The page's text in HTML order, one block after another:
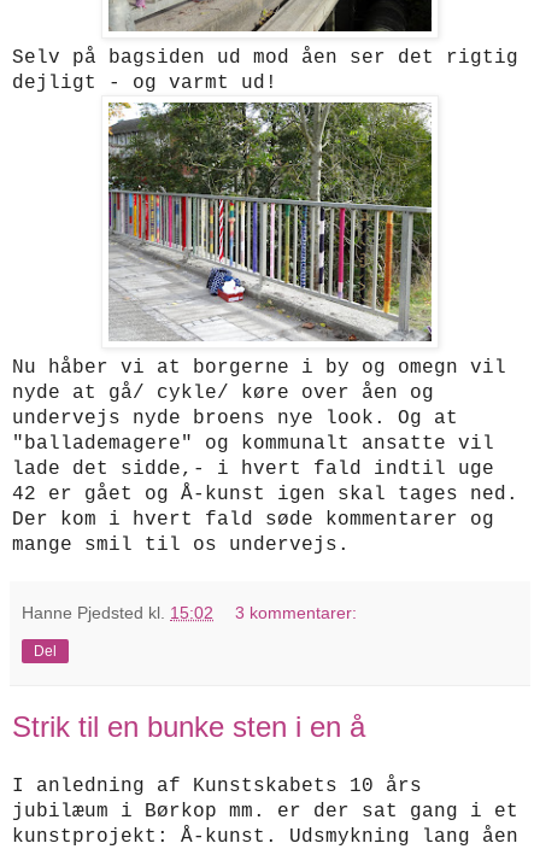
Selv på bagsiden ud mod åen ser det rigtig
dejligt - og varmt ud!
Nu håber vi at borgerne i by og omegn vil
nyde at gå/ cykle/ køre over åen og
undervejs nyde broens nye look. Og at
"ballademagere" og kommunalt ansatte vil
lade det sidde,- i hvert fald indtil uge
42 er gået og Å-kunst igen skal tages ned.
Der kom i hvert fald søde kommentarer og
mange smil til os undervejs.
Hanne Pjedsted kl. 15:02 3 kommentarer:
Del
Strik til en bunke sten i en å
I anledning af Kunstskabets 10 års
jubilæum i Børkop mm. er der sat gang i et
kunstprojekt: Å-kunst. Udsmykning lang åen